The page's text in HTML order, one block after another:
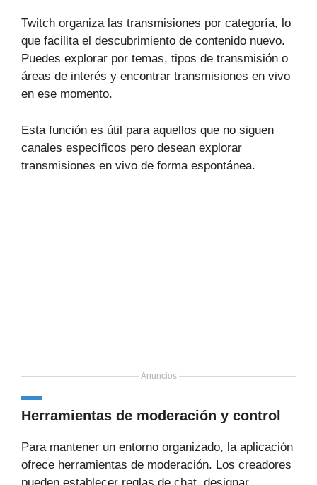
Twitch organiza las transmisiones por categoría, lo
que facilita el descubrimiento de contenido nuevo.
Puedes explorar por temas, tipos de transmisión o
áreas de interés y encontrar transmisiones en vivo
en ese momento.
Esta función es útil para aquellos que no siguen
canales específicos pero desean explorar
transmisiones en vivo de forma espontánea.
Anuncios
Herramientas de moderación y control
Para mantener un entorno organizado, la aplicación
ofrece herramientas de moderación. Los creadores